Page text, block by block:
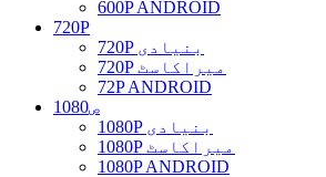
600P ANDROID
720P
720P بنیادی
720P میراکاسٹ
72P ANDROID
1080ص
1080P بنیادی
1080P میراکاسٹ
1080P ANDROID